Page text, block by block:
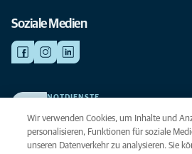
Soziale Medien
NOTDIENSTE
beste Versorgung verdient.
Wir verwenden Cookies, um Inhalte und
personalisieren, Funktionen für soziale
unseren Datenverkehr zu analysieren. Sie